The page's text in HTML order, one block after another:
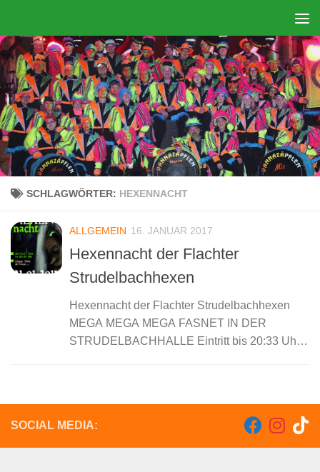
SCHLAGWÖRTER: HEXENNACHT
ALLGEMEIN 16. JANUAR 2017
Hexennacht der Flachter
Strudelbachhexen
Hexennacht der Flachter Strudelbachhexen
MEGA MEGA MEGA FASNET IN DER
STRUDELBACHHALLE Eintritt bis 20:33 Uhr
SOCIAL MEDIA: